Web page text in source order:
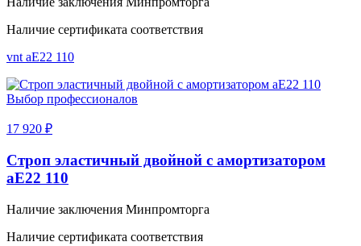
Наличие сертификата соответствия
vnt аЕ22 110
Выбор профессионалов
17 920 ₽
Строп эластичный двойной с амортизатором
аЕ22 110
Наличие заключения Минпромторга
Наличие сертификата соответствия